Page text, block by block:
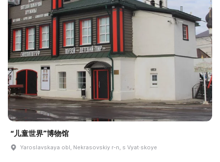
“儿童世界”博物馆
Yaroslavskaya obl, Nekrasovskiy r-n, s Vyat·skoye